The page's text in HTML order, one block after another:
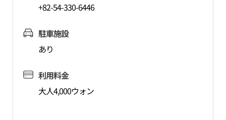
+82-54-330-6446
駐車施設
あり
利用料金
大人4,000ウォン